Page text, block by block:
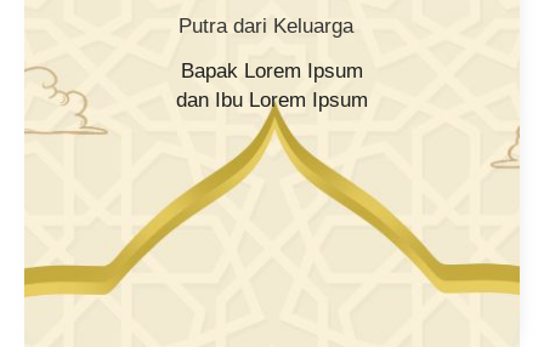
Putra dari Keluarga
Bapak Lorem Ipsum
dan Ibu Lorem Ipsum